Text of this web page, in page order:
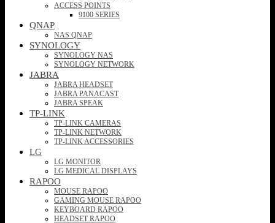
ACCESS POINTS
9100 SERIES
QNAP
NAS QNAP
SYNOLOGY
SYNOLOGY NAS
SYNOLOGY NETWORK
JABRA
JABRA HEADSET
JABRA PANACAST
JABRA SPEAK
TP-LINK
TP-LINK CAMERAS
TP-LINK NETWORK
TP-LINK ACCESSORIES
LG
LG MONITOR
LG MEDICAL DISPLAYS
RAPOO
MOUSE RAPOO
GAMING MOUSE RAPOO
KEYBOARD RAPOO
HEADSET RAPOO